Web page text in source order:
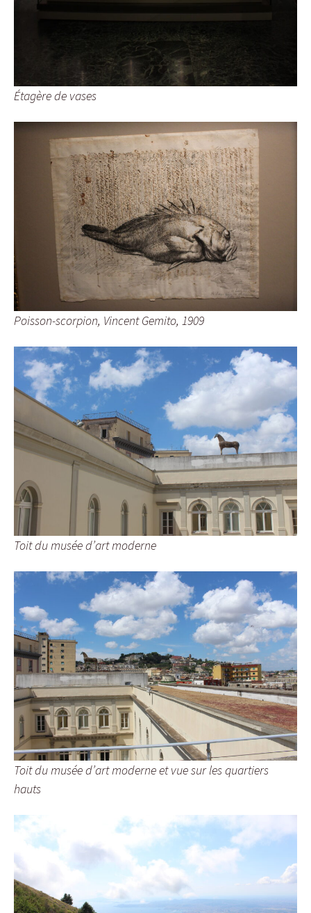
Étagère de vases
Poisson-scorpion, Vincent Gemito, 1909
Toit du musée d’art moderne
Toit du musée d’art moderne et vue sur les quartiers
hauts